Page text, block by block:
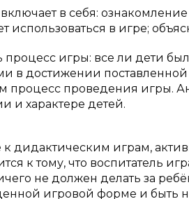
в себя:
в игре;
процесс игры: все ли дети
в достижении
процесс проведения игры.
и характере детей.
дидактическим играм,
к тому, что воспитатель
не должен делать за
игровой форме и быть